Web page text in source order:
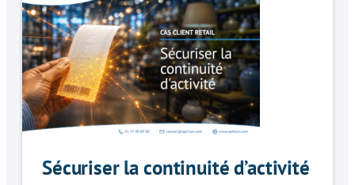
Sécuriser la continuité d’activité